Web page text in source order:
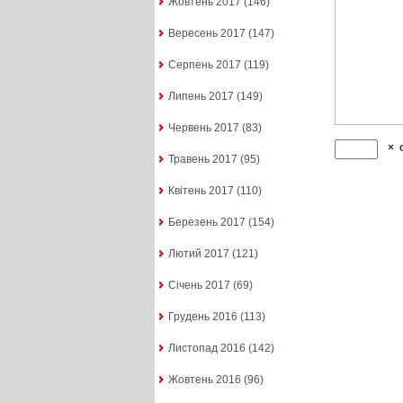
Вересень 2017 (147)
Серпень 2017 (119)
Липень 2017 (149)
Червень 2017 (83)
Травень 2017 (95)
Квітень 2017 (110)
Березень 2017 (154)
Лютий 2017 (121)
Січень 2017 (69)
Грудень 2016 (113)
Листопад 2016 (142)
Жовтень 2016 (96)
×